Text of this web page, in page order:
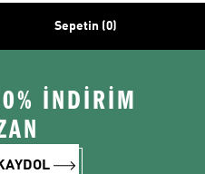
Sepetin (0)
İNDİRİM